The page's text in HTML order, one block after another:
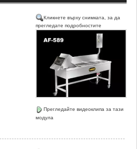
Кликнете върху снимката, за да
прегледате подробностите
Прегледайте видеоклипа за тази
модула